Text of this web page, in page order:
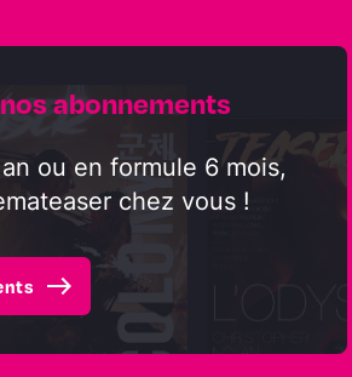
abonnements
ou en formule 6 mois,
chez vous !
east